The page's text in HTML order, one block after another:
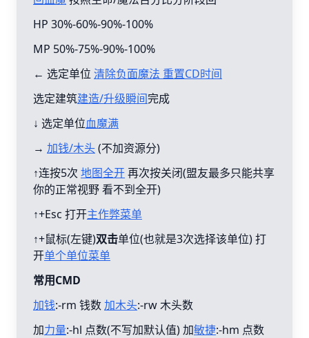
HP 30%-60%-90%-100%
MP 50%-75%-90%-100%
← 选定单位 清除负面魔法 重置CD时间
选定建筑建造/升级瞬间完成
↓ 选定单位血魔满
→ 加钱/木头(不加资源分)
↑连按5次 地图全开再次按关闭(盟友最多只能共享
你的正常视野 看不到全开)
↑+Esc 打开主作弊菜单
↑+鼠标(左键)双击单位(也就是3次选择该单位) 打
开单个单位菜单
常用CMD
加钱:-rm 钱数加木头:-rw 木头数
加力量:-hl 点数(不写加默认值) 加敏捷:-hm 点数